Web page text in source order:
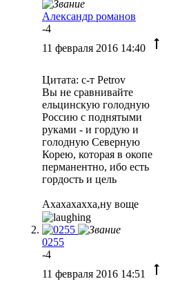
Александр романов
-4
11 февраля 2016 14:40
Цитата: с-т Petrov
Вы не сравнивайте
ельцинскую голодную
Россию с поднятыми
руками - и гордую и
голодную Северную
Корею, которая в окопе
перманентно, ибо есть
гордость и цель
Ахахахахха,ну воще
0255
-4
11 февраля 2016 14:51